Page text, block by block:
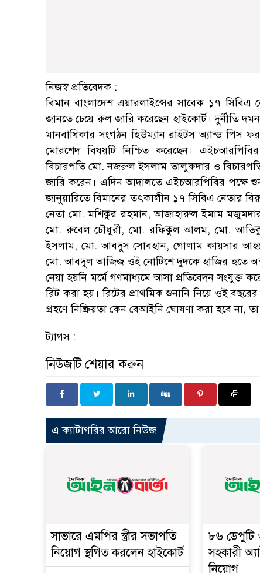
নিজস্ব প্রতিবেদক :
বিমান বাংলাদেশ এয়ারলাইন্সের সাবেক ১৭ সিবিএ
জানতে চেয়ে রুল জারি করেছেন হাইকোর্ট। দুর্নীতি
মানবাধিকার সংগঠন হিউম্যান রাইটস অ্যান্ড পিস
মোরশেদ বিষয়টি নিশ্চিত করেছেন।
বিচারপতি মো. নজরুল ইসলাম তালুকদার ও
জারি করেন। এদিন আদালতে এইচআরপিবির পক্ষে
জানুয়ারিতে বিমানের তৎকালীন ১৭ সিবিএ নেতার
নেতা মো. মশিকুর রহমান, আজাহারুল ইমাম
মো. রুবেল চৌধুরী, মো. রফিকুল আলম, মো.
ইসলাম, মো. আবদুস সোবহান, গোলাম কায়সার
মো. আবদুল আজিজ ওই নোটিশে দুদকে হাজির হতে
নেয়া হয়নি মর্মে গণমাধ্যমে আসা প্রতিবেদন সংযুক্ত
রিট করা হয়। রিটের প্রাথমিক শুনানি নিয়ে ওই
গ্রহণে নিষ্ক্রিয়তা কেন বেআইনি ঘোষণা করা হবে না,
ট্যাগস :
নিউজটি শেয়ার করুন
এ ক্যাটাগরির আরো নিউজ
সাভারে এমপির স্ত্রীর সভাপতি
নিয়োগ স্থগিত করলেন হাইকোর্ট
৮৬
সহকারী
নিয়োগ